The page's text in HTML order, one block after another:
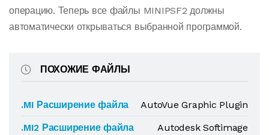
операцию. Теперь все файлы MINIPSF2 должны
автоматически открываться выбранной программой.
ПОХОЖИЕ ФАЙЛЫ
.MI Расширение файла
AutoVue Graphic Plugin
.MI2 Расширение файла
Autodesk Softimage